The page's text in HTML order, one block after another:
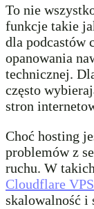
To nie
funkcje takie
dla podcastów
opanowania
technicznej.
często
stron
Choć hosting
problemów z
ruchu. W
Cloudflare
skalowalność i